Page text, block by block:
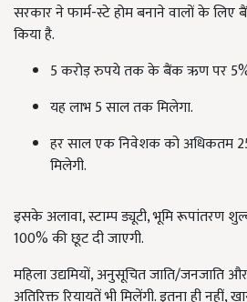
सरकार ने फार्म-स्टे होम बनाने वालों के
किया है.
5 करोड़ रुपये तक के बैंक ऋण पर 5%
यह लाभ 5 साल तक मिलेगा.
हर साल एक निवेशक को अधिकतम
मिलेगी.
इसके अलावा, स्टाम्प ड्यूटी, भूमि रूपांतरण
100% की छूट दी जाएगी.
महिला उद्यमियों, अनुसूचित जाति/जनजाति